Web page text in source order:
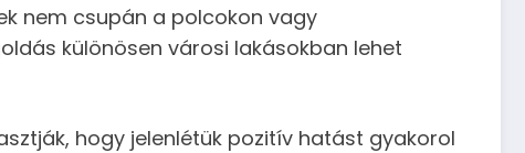
nem csupán a polcokon vagy
különösen városi lakásokban lehet
hogy jelenlétük pozitív hatást gyakorol